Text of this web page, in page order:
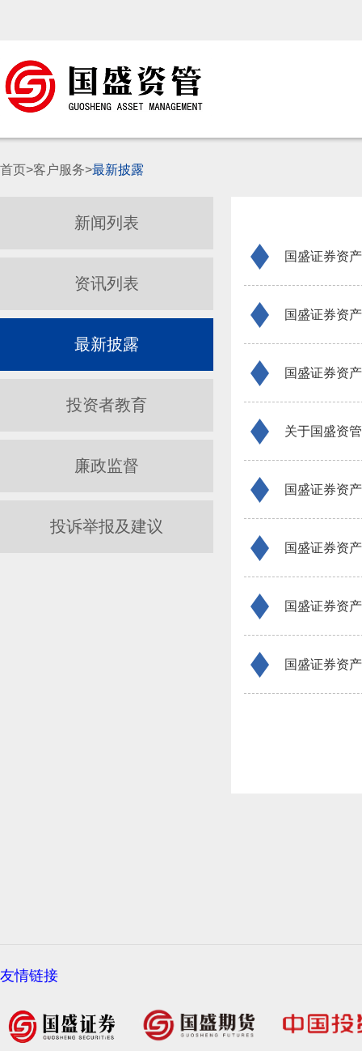
首页>客户服务>最新披露
新闻列表
资讯列表
最新披露
投资者教育
廉政监督
投诉举报及建议
国盛证券资
国盛证券资
国盛证券资
关于国盛资
国盛证券资
国盛证券资
国盛证券资
国盛证券资
友情链接